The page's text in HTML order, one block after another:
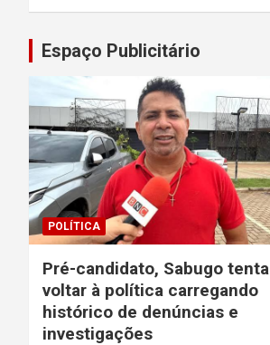
Espaço Publicitário
POLÍTICA
Pré-candidato, Sabugo tenta
voltar à política carregando
histórico de denúncias e
investigações